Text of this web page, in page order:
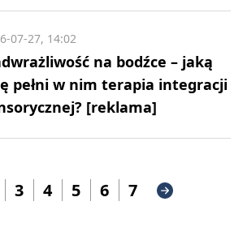
na bodźce – jaką
pełni w nim terapia integracji
[reklama]
07-27, 14:02
3 4 5 6 7